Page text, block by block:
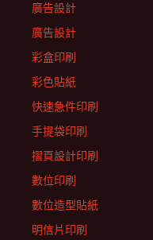
廣告設計
廣告設計
彩盒印刷
彩色貼紙
快速急件印刷
手提袋印刷
摺頁設計印刷
數位印刷
數位造型貼紙
明信片印刷